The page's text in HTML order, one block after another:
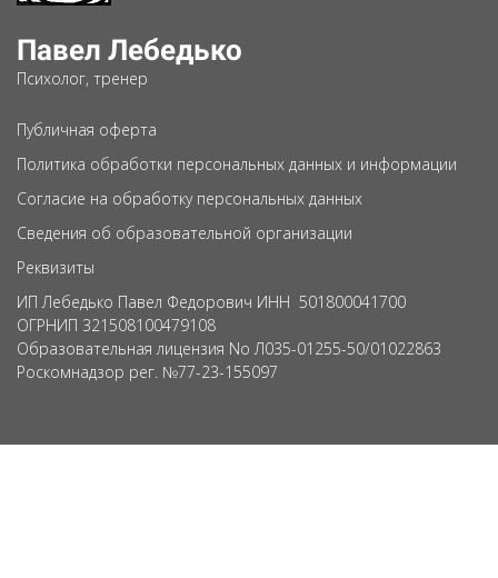
Павел Лебедько
Психолог, тренер
Публичная оферта
Политика обработки персональных данных и информации
Согласие на обработку персональных данных
Сведения об образовательной организации
Реквизиты
ИП Лебедько Павел Федорович ИНН 501800041700
ОГРНИП 321508100479108
Образовательная лицензия No Л035-01255-50/01022863
Роскомнадзор рег. №77-23-155097